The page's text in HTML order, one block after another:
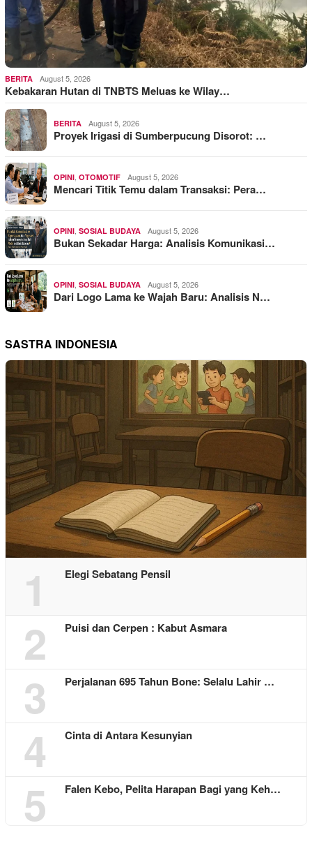
BERITA August 5, 2026
Kebakaran Hutan di TNBTS Meluas ke Wilay…
BERITA August 5, 2026
Proyek Irigasi di Sumberpucung Disorot: …
OPINI OTOMOTIF August 5, 2026
Mencari Titik Temu dalam Transaksi: Pera…
OPINI SOSIAL BUDAYA August 5, 2026
Bukan Sekadar Harga: Analisis Komunikasi…
OPINI SOSIAL BUDAYA August 5, 2026
Dari Logo Lama ke Wajah Baru: Analisis N…
SASTRA INDONESIA
1 Elegi Sebatang Pensil
2 Puisi dan Cerpen : Kabut Asmara
3 Perjalanan 695 Tahun Bone: Selalu Lahir …
4 Cinta di Antara Kesunyian
5 Falen Kebo, Pelita Harapan Bagi yang Keh…